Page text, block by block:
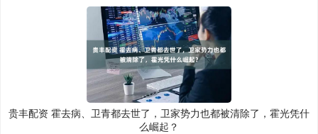
贵丰配资 霍去病、卫青都去世了，卫家势力也都被清除了，霍光凭什
么崛起？